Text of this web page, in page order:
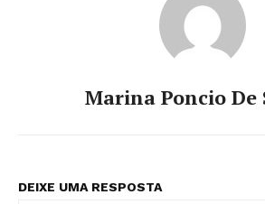
Marina Poncio De
DEIXE UMA RESPOSTA